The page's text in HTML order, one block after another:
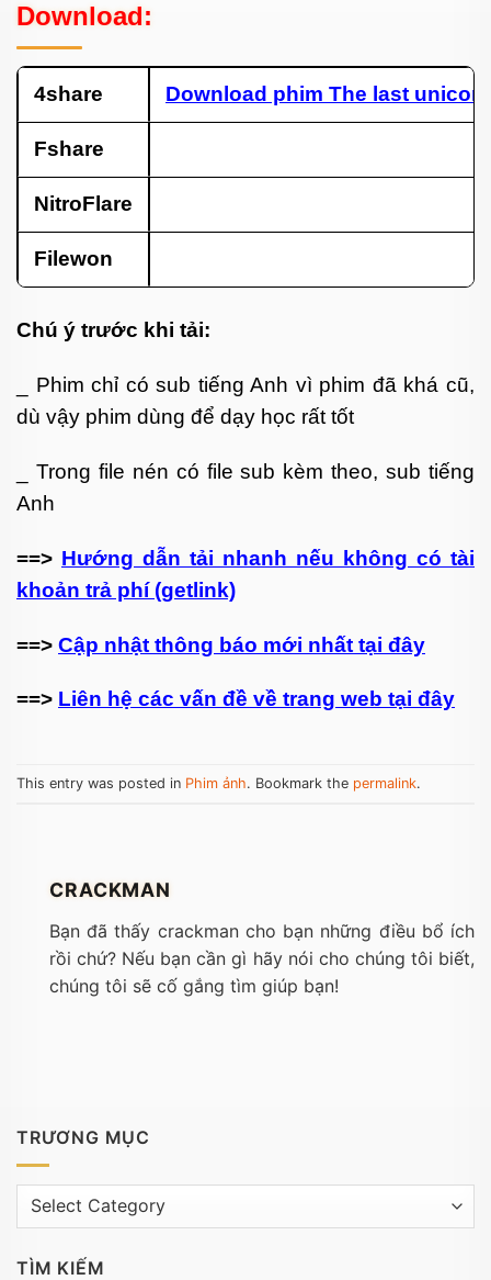
Download:
4share Download phim The last
Fshare
NitroFlare
Filewon
Chú ý trước khi tải:
_ Phim chỉ có sub tiếng Anh vì phim đã khá cũ,
dù vậy phim dùng để dạy học rất tốt
_ Trong file nén có file sub kèm theo, sub tiếng
Anh
==> Hướng dẫn tải nhanh nếu không có tài
khoản trả phí (getlink)
==> Cập nhật thông báo mới nhất tại đây
==> Liên hệ các vấn đề về trang web tại đây
This entry was posted in Phim ảnh. Bookmark the permalink.
CRACKMAN
Bạn đã thấy crackman cho bạn những điều bổ ích
rồi chứ? Nếu bạn cần gì hãy nói cho chúng tôi biết,
chúng tôi sẽ cố gắng tìm giúp bạn!
TRƯƠNG MỤC
Trương
TÌM KIẾM